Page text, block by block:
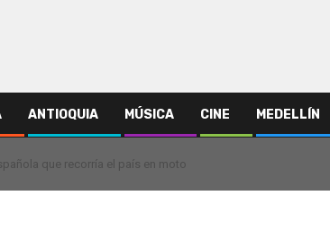
ANTIOQUIA MÚSICA CINE MEDELLÍN
que recorría el país en moto